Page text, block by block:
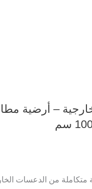
– أرضية
من الدعسات